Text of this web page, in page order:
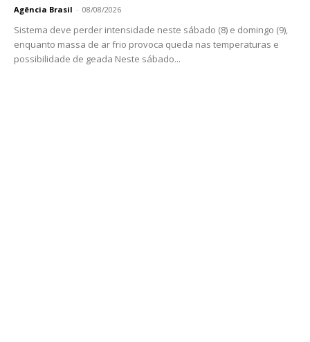
Agência Brasil - 08/08/2026
Sistema deve perder intensidade neste sábado (8) e domingo (9),
enquanto massa de ar frio provoca queda nas temperaturas e
possibilidade de geada Neste sábado...